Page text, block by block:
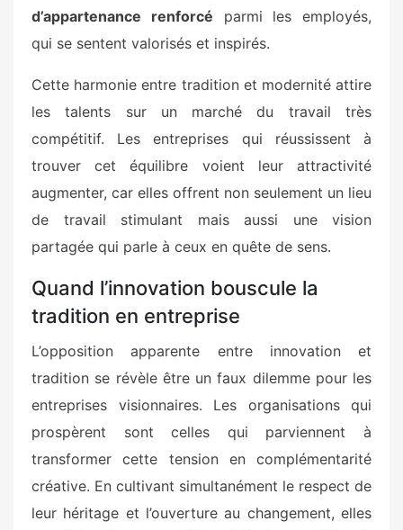
d’appartenance renforcé parmi les employés,
qui se sentent valorisés et inspirés.
Cette harmonie entre tradition et modernité attire
les talents sur un marché du travail très
compétitif. Les entreprises qui réussissent à
trouver cet équilibre voient leur attractivité
augmenter, car elles offrent non seulement un lieu
de travail stimulant mais aussi une vision
partagée qui parle à ceux en quête de sens.
Quand l’innovation bouscule la
tradition en entreprise
L’opposition apparente entre innovation et
tradition se révèle être un faux dilemme pour les
entreprises visionnaires. Les organisations qui
prospèrent sont celles qui parviennent à
transformer cette tension en complémentarité
créative. En cultivant simultanément le respect de
leur héritage et l’ouverture au changement, elles